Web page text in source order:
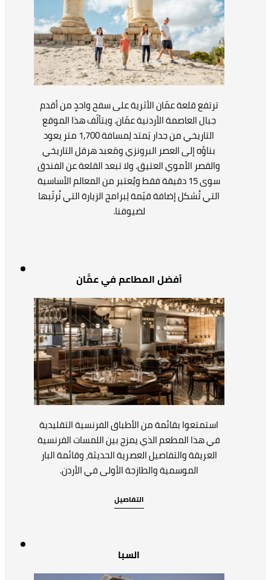
ترتفع قلعة عمّان الأثرية على سفح واحدٍ من أقدم
جبال العاصمة الأردنية عمّان. ويتألّف هذا الموقع
التاريخي من جدار يَمتد لِمسافة 1,700 متر يعود
بناؤه إلى العصر البرونزي ومَعبد هرقل التاريخي
والقصر الأموي العتيق. ولا تبعد القلعة عن الفندق
سوى 15 دقيقة فقط ويُعتبر من المعالم الأساسية
التي تُشكل إضافة قيّمة لِبرامج الزيارة التي نُرتّبها
لضيوفنا.
أفضل المطاعم في عمَّان
استمتعوا بقائمة من الأطباق الفرنسية التقليدية
في هذا المطعم الذي يمزج بين اللمسات الفرنسية
العريقة والتفاصيل العصرية الحديثة، وقائمة البار
الموسمية والطازجة الأولى في الأردن.
التفاصيل
السبا